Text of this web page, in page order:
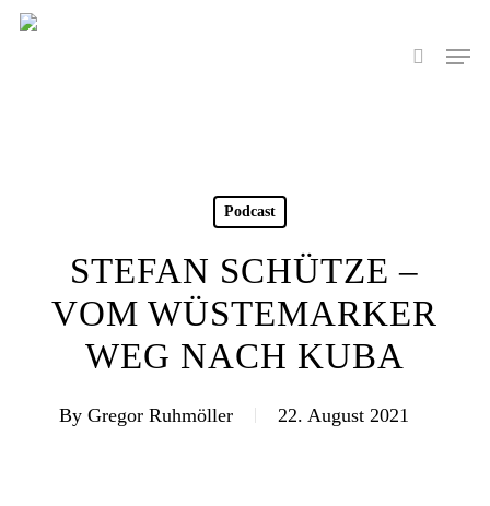
Skip
search
Menu
Podcast
STEFAN SCHÜTZE –
VOM WÜSTEMARKER
WEG NACH KUBA
By Gregor Ruhmöller 22. August 2021